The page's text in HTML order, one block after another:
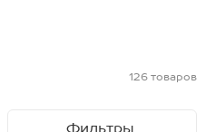
126 товаров